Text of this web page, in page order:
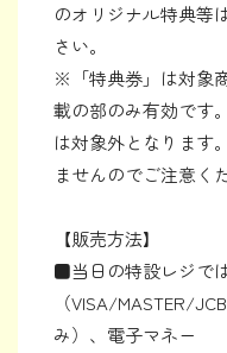
のオリジナル特典等
さい。
※「特典券」は対象
載の部のみ有効です
は対象外となります
ませんのでご注意く
【販売方法】
■当日の特設レジで
（VISA/MASTER/
み）、電子マネー